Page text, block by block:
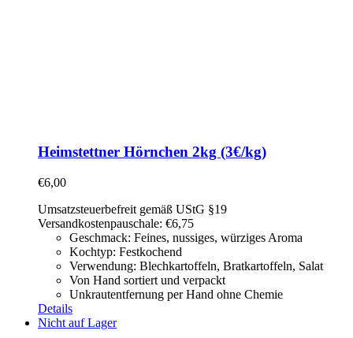
Heimstettner Hörnchen 2kg (3€/kg)
€6,00
Umsatzsteuerbefreit gemäß UStG §19
Versandkostenpauschale: €6,75
Geschmack: Feines, nussiges, würziges Aroma
Kochtyp: Festkochend
Verwendung: Blechkartoffeln, Bratkartoffeln, Salat
Von Hand sortiert und verpackt
Unkrautentfernung per Hand ohne Chemie
Details
Nicht auf Lager